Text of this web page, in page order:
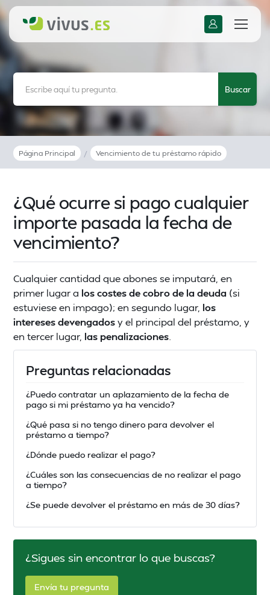
Página Principal / Vencimiento de tu préstamo rápido
¿Qué ocurre si pago cualquier
importe pasada la fecha de
vencimiento?
Cualquier cantidad que abones se imputará, en
primer lugar a los costes de cobro de la deuda (si
estuviese en impago); en segundo lugar, los
intereses devengadosy el principal del préstamo, y
en tercer lugar, las penalizaciones
Preguntas relacionadas
¿Puedo contratar un aplazamiento de la fecha de
pago si mi préstamo ya ha vencido?
¿Qué pasa si no tengo dinero para devolver el
préstamo a tiempo?
¿Dónde puedo realizar el pago?
¿Cuáles son las consecuencias de no realizar el pago
a tiempo?
¿Se puede devolver el préstamo en más de 30 días?
¿Sigues sin encontrar lo que buscas?
Envía tu pregunta